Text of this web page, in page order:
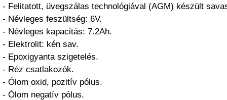
- Felitatott, üvegszálas technológiával (AGM) készült
- Névleges feszültség: 6V.
- Névleges kapacitás: 7.2Ah.
- Elektrolit: kén sav.
- Epoxigyanta szigetelés.
- Réz csatlakozók.
- Ólom oxid, pozitív pólus.
- Ólom negatív pólus.